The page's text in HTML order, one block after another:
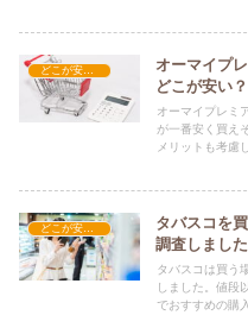
どこが安い？-食品・食材
オーマイプ
どこが安い
オーマイプレミ
が一番安く買え
メリットも考慮
タバスコを
調査しました
タバスコは買う
しました。値段
でおすすめの購